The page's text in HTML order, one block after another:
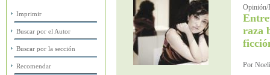
Imprimir
Buscar por el Autor
Buscar por la sección
Recomendar
Su nombre Completo
Opinión/
raza
Por